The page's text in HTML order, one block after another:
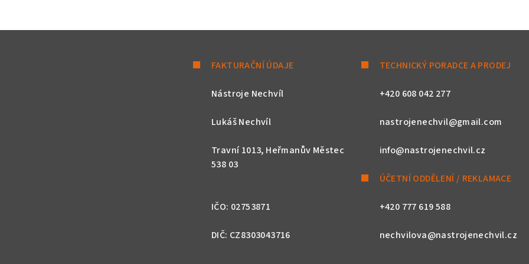
FAKTURAČNÍ ÚDAJE
Nástroje Nechvíl
Lukáš Nechvíl
Travní 1013, Heřmanův Městec
538 03
IČO: 02753871
DIČ: CZ8303043716
TECHNICKÝ PORADCE A PRODEJ
+420 608 042 277
nastrojenechvil@gmail.com
info@nastrojenechvil.cz
ÚČETNÍ ODDĚLENÍ / REKLAMACE
+420 777 619 588
nechvilova@nastrojenechvil.cz